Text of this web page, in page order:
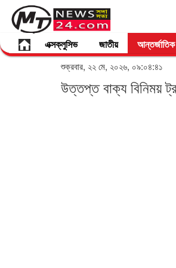
এক্সক্লুসিভ জাতীয় আন্তর্জাতিক
শুক্রবার, ২২ মে, ২০২৬, ০৯:০৪:৪১
উত্তপ্ত বাক্য বিনিময়